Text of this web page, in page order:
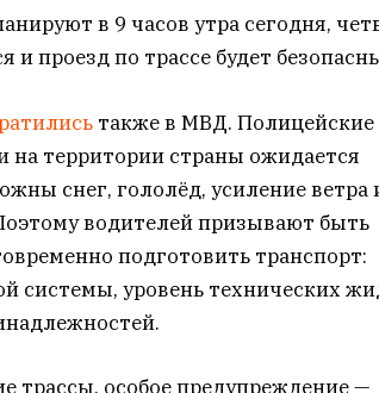
в 9 часов утра сегодня,
и проезд по трассе будет
также в МВД. Полицейские
территории страны ожидается
снег, гололёд, усиление ветра
водителей призывают быть
подготовить транспорт:
системы, уровень технических
трассы, особое предупреждение —